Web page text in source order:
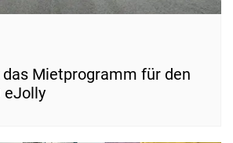
das Mietprogramm für den
eJolly